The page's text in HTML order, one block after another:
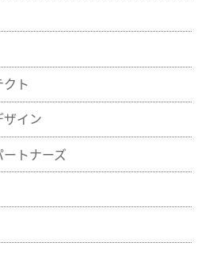
ト
ザイン
トナーズ